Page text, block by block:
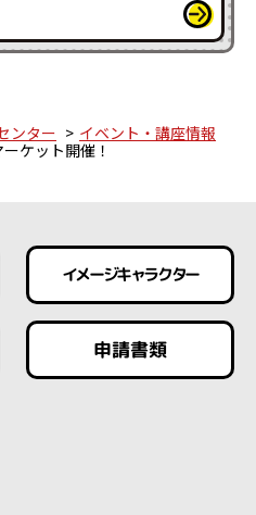
ンター
イベント・講座情報
ケット開催！
イメージキャラクター
申請書類